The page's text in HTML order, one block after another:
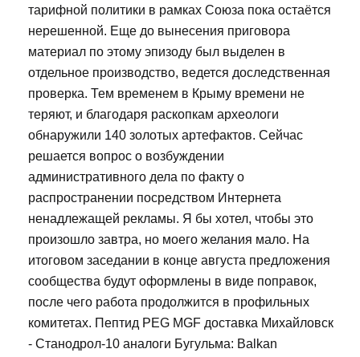
тарифной политики в рамках Союза пока остаётся
нерешенной. Еще до вынесения приговора
материал по этому эпизоду был выделен в
отдельное производство, ведется доследственная
проверка. Тем временем в Крыму времени не
теряют, и благодаря раскопкам археологи
обнаружили 140 золотых артефактов. Сейчас
решается вопрос о возбуждении
административного дела по факту о
распространении посредством Интернета
ненадлежащей рекламы. Я бы хотел, чтобы это
произошло завтра, но моего желания мало. На
итоговом заседании в конце августа предложения
сообщества будут оформлены в виде поправок,
после чего работа продолжится в профильных
комитетах. Пептид PEG MGF доставка Михайловск
- Станодрол-10 аналоги Бугульма: Balkan